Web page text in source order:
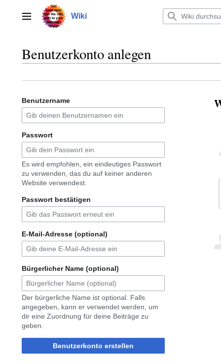
springenHauptmenü Wiki
Benutzerkonto anlegen
Benutzername
Passwort
Es wird empfohlen, ein eindeutiges Passwort
zu verwenden, das du auf keiner anderen
Website verwendest.
Passwort bestätigen
E-Mail-Adresse (optional)
Bürgerlicher Name (optional)
Der bürgerliche Name ist optional. Falls
angegeben, kann er verwendet werden, um
dir eine Zuordnung für deine Beiträge zu
geben.
Benutzerkonto erstellen